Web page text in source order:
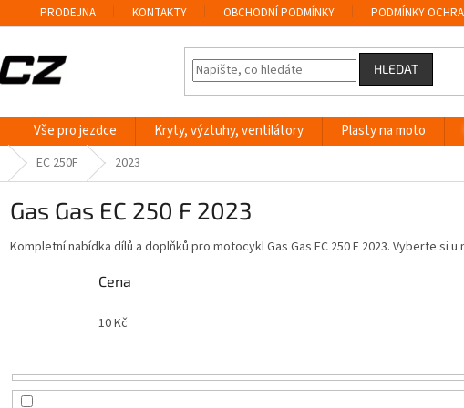
PRODEJNA KONTAKTY OBCHODNÍ PODMÍNKY PODMÍNKY
HLEDAT
Vše pro jezdce Kryty, výztuhy, ventilátory Plasty na moto
EC 250F 2023
Gas Gas EC 250 F 2023
Kompletní nabídka dílů a doplňků pro motocykl Gas Gas EC 250 F 2023. Vyberte si
Cena
10Kč